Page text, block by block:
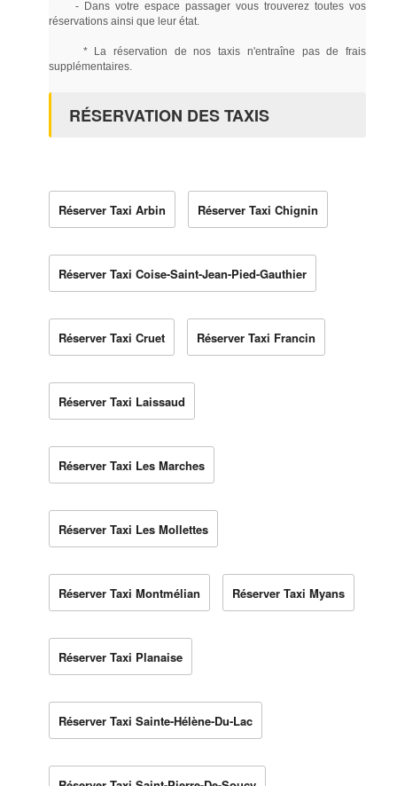
- Dans votre espace passager vous trouverez toutes vos
réservations ainsi que leur état.
* La réservation de nos taxis n'entraîne pas de frais
supplémentaires.
RÉSERVATION DES TAXIS
Réserver Taxi Arbin Réserver Taxi Chignin
Réserver Taxi Coise-Saint-Jean-Pied-Gauthier
Réserver Taxi Cruet Réserver Taxi Francin
Réserver Taxi Laissaud
Réserver Taxi Les Marches
Réserver Taxi Les Mollettes
Réserver Taxi Montmélian Réserver Taxi Myans
Réserver Taxi Planaise
Réserver Taxi Sainte-Hélène-Du-Lac